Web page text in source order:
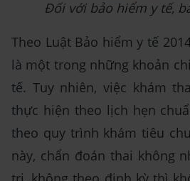
Đối với bảo hiểm y tế,
Theo Luật Bảo hiểm y tế
là một trong những khoản
tế. Tuy nhiên, việc khám
thực hiện theo lịch hẹn
theo quy trình khám tiêu
này, chẩn đoán thai không